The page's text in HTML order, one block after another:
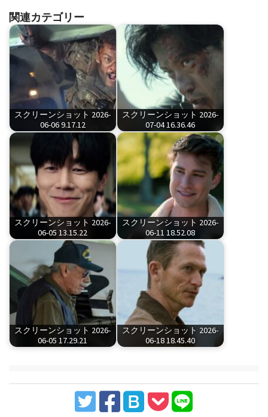
関連カテゴリー
スクリーンショット 2026-
06-06 9.17.12
スクリーンショット 2026-
07-04 16.36.46
スクリーンショット 2026-
06-05 13.15.22
スクリーンショット 2026-
06-11 18.52.08
スクリーンショット 2026-
06-05 17.29.21
スクリーンショット 2026-
06-18 18.45.40